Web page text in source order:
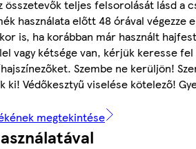
összetevők teljes felsorolását lásd a
használata előtt 48 órával végezze
is, ha korábban már használt
vagy kétsége van, kérjük keresse
Szembe ne kerüljön!
ki! Védőkesztyű viselése kötelező!
megtekintése